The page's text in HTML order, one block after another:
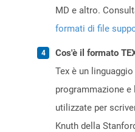
MD e altro.
formati di file
Cos'è il formato
Tex è un
programmazione
utilizzate per
Knuth della